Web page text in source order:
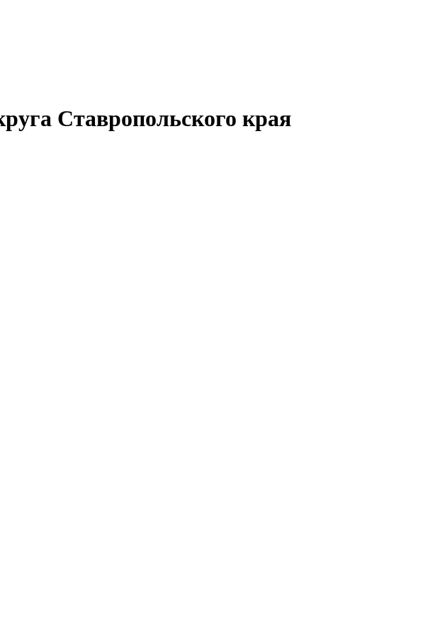
Ставропольского края